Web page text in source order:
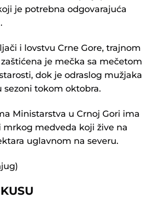
je potrebna odgovarajuća
i lovstvu Crne Gore, trajnom
je mečka sa mečetom
dok je odraslog mužjaka
sezoni tokom oktobra.
Ministarstva u Crnoj Gori ima
mrkog medveda koji žive na
uglavnom na severu.